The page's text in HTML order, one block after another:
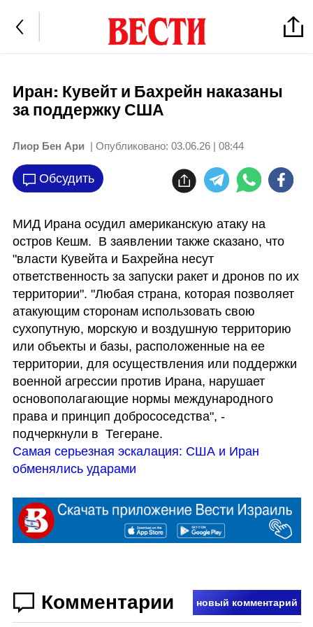
Иран: Кувейт и Бахрейн наказаны
за поддержку США
Лиор Бен Ари | Опубликовано: 03.06.26 | 08:44
Обсудить
МИД Ирана осудил американскую атаку на
остров Кешм.  В заявлении также сказано, что
"власти Кувейта и Бахрейна несут
ответственность за запуски ракет и дронов по их
территории". "Любая страна, которая позволяет
атакующим сторонам использовать свою
сухопутную, морскую и воздушную территорию
или объекты и базы, расположенные на ее
территории, для осуществления или поддержки
военной агрессии против Ирана, нарушает
основополагающие нормы международного
права и принцип добрососедства", -
Самая серьезная эскалация: США и Иран
обменялись ударами
Комментарии новый комментарий